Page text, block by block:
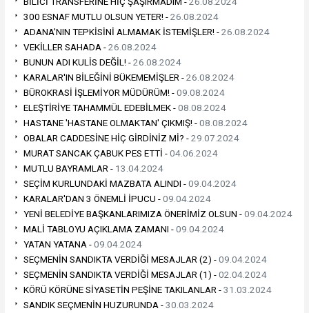
300 ESNAF MUTLU OLSUN YETER! -26.08.2024
ADANA'NIN TEPKİSİNİ ALMAMAK İSTEMİŞLER! -26.08.2024
VEKİLLER SAHADA -26.08.2024
BUNUN ADI KULİS DEĞİL! -26.08.2024
KARALAR'IN BİLEĞİNİ BÜKEMEMİŞLER -26.08.2024
BÜROKRASİ İŞLEMİYOR MÜDÜRÜM! -09.08.2024
ELEŞTİRİYE TAHAMMÜL EDEBİLMEK -08.08.2024
HASTANE 'HASTANE OLMAKTAN' ÇIKMIŞ! -08.08.2024
OBALAR CADDESİNE HİÇ GİRDİNİZ Mİ? -29.07.2024
MURAT SANCAK ÇABUK PES ETTİ -04.06.2024
MUTLU BAYRAMLAR - 13.04.2024
SEÇİM KURLUNDAKİ MAZBATA ALINDI -09.04.2024
KARALAR'DAN 3 ÖNEMLİ İPUCU -09.04.2024
YENİ BELEDİYE BAŞKANLARIMIZA ÖNERİMİZ OLSUN -09.04.2024
MALİ TABLOYU AÇIKLAMA ZAMANI -09.04.2024
YATAN YATANA -09.04.2024
SEÇMENİN SANDIKTA VERDİĞİ MESAJLAR (2) -09.04.2024
SEÇMENİN SANDIKTA VERDİĞİ MESAJLAR (1) -02.04.2024
KÖRÜ KÖRÜNE SİYASETİN PEŞİNE TAKILANLAR -31.03.2024
SANDIK SEÇMENİN HUZURUNDA -30.03.2024